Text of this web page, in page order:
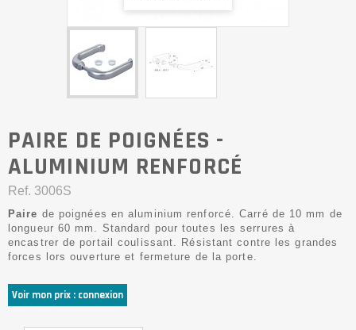
PAIRE DE POIGNÉES -
ALUMINIUM RENFORCÉ
Ref. 3006S
Paire de poignées en aluminium renforcé. Carré de 10 mm de
longueur 60 mm. Standard pour toutes les serrures à
encastrer de portail coulissant. Résistant contre les grandes
forces lors ouverture et fermeture de la porte.
Voir mon prix : connexion